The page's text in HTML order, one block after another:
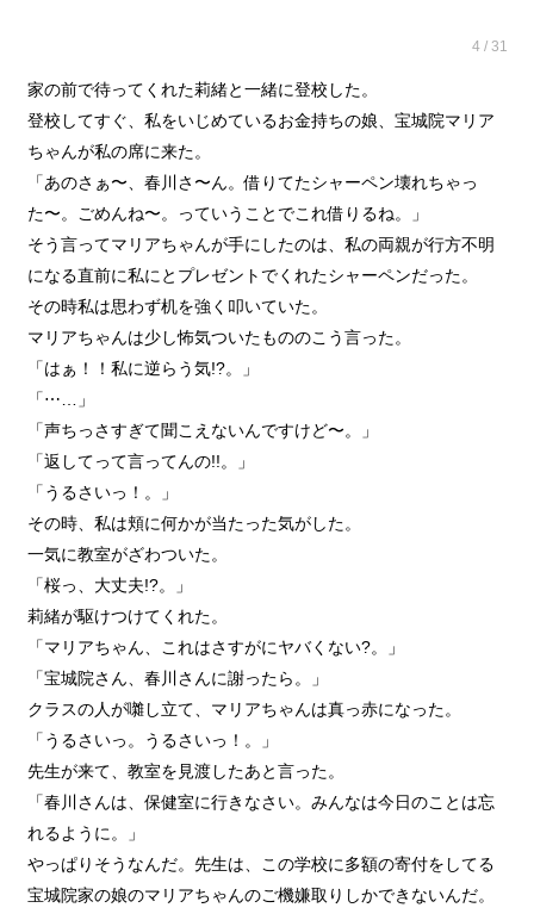
4 / 31
家の前で待ってくれた莉緒と一緒に登校した。
登校してすぐ、私をいじめているお金持ちの娘、宝城院マリア
ちゃんが私の席に来た。
「あのさぁ〜、春川さ〜ん。借りてたシャーペン壊れちゃっ
た〜。ごめんね〜。っていうことでこれ借りるね。」
そう言ってマリアちゃんが手にしたのは、私の両親が行方不明
になる直前に私にとプレゼントでくれたシャーペンだった。
その時私は思わず机を強く叩いていた。
マリアちゃんは少し怖気ついたもののこう言った。
「はぁ！！私に逆らう気!?。」
「⋯…」
「声ちっさすぎて聞こえないんですけど〜。」
「返してって言ってんの!!。」
「うるさいっ！。」
その時、私は頬に何かが当たった気がした。
一気に教室がざわついた。
「桜っ、大丈夫!?。」
莉緒が駆けつけてくれた。
「マリアちゃん、これはさすがにヤバくない?。」
「宝城院さん、春川さんに謝ったら。」
クラスの人が囃し立て、マリアちゃんは真っ赤になった。
「うるさいっ。うるさいっ！。」
先生が来て、教室を見渡したあと言った。
「春川さんは、保健室に行きなさい。みんなは今日のことは忘
れるように。」
やっぱりそうなんだ。先生は、この学校に多額の寄付をしてる
宝城院家の娘のマリアちゃんのご機嫌取りしかできないんだ。